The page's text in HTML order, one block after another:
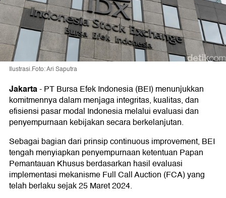
Ilustrasi.Foto: Ari Saputra
Jakarta-PT Bursa Efek Indonesia (BEI) menunjukkan
komitmennya dalam menjaga integritas, kualitas, dan
efisiensi pasar modal Indonesia melalui evaluasi dan
penyempurnaan kebijakan secara berkelanjutan.
Sebagai bagian dari prinsip continuous improvement, BEI
tengah menyiapkan penyempurnaan ketentuan Papan
Pemantauan Khusus berdasarkan hasil evaluasi
implementasi mekanisme Full Call Auction (FCA) yang
telah berlaku sejak 25 Maret 2024.